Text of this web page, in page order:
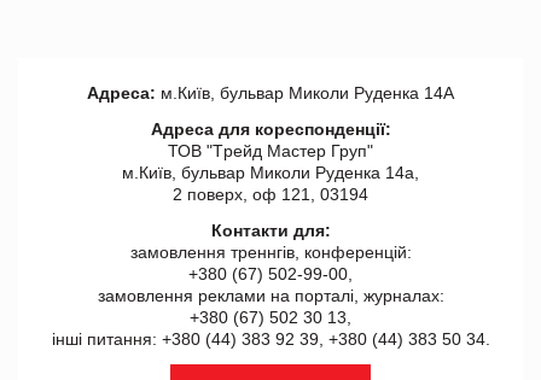
Адреса: м.Київ, бульвар Миколи Руденка 14А
Адреса для кореспонденції:
ТОВ "Tрейд Мастер Груп"
м.Київ, бульвар Миколи Руденка 14а,
2 поверх, оф 121, 03194
Контакти для:
замовлення треннгів, конференцій:
+380 (67) 502-99-00,
замовлення реклами на порталі, журналах:
+380 (67) 502 30 13,
інші питання: +380 (44) 383 92 39, +380 (44) 383 50 34.